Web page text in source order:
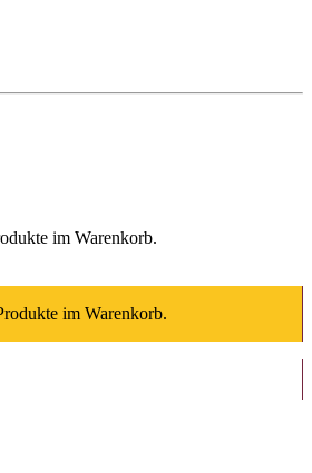
im Warenkorb.
im Warenkorb.